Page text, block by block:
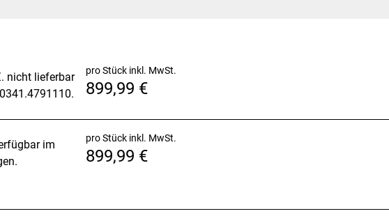
nicht lieferbar
pro Stück inkl. MwSt.
899,99 €
im
pro Stück inkl. MwSt.
899,99 €